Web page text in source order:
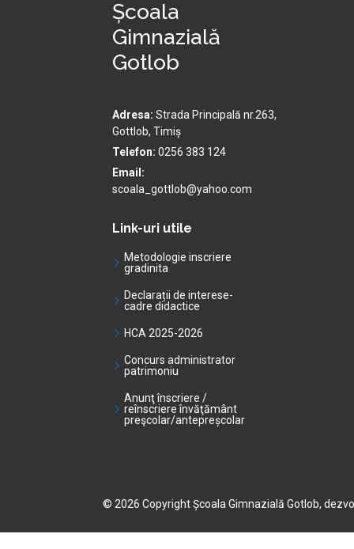
Școala
Gimnazială
Gotlob
Adresa: Strada Principală nr.263,
Gottlob, Timiș
Telefon: 0256 383 124
Email:
scoala_gottlob@yahoo.com
Link-uri utile
Metodologie inscriere
gradinita
Declarații de interese-
cadre didactice
HCA 2025-2026
Concurs administrator
patrimoniu
Anunţ înscriere /
reînscriere învăţământ
preşcolar/antepreșcolar
© 2026 Copyright Școala Gimnazială Gotlob,